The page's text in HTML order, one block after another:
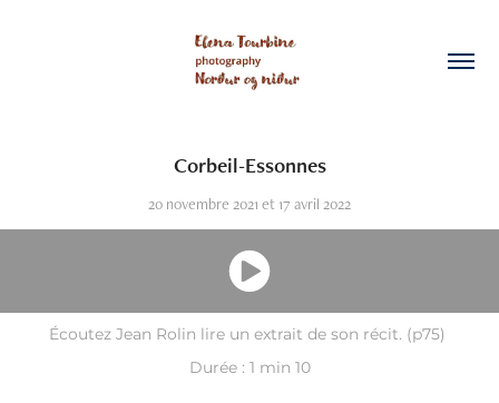
Corbeil-Essonnes
20 novembre 2021 et 17 avril 2022
Écoutez Jean Rolin lire un extrait de son récit. (p75)
Durée : 1 min 10